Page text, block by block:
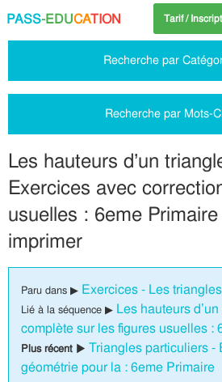
PASS-EDUCATION Tarif /
Recherche par
Recherche par Mots-
Les hauteurs d’un
Exercices avec
usuelles : 6eme
imprimer
Paru dans ▶ Exercices - Les
Lié à la séquence ▶ Les hauteurs
complète sur les figures usuelles :
Plus récent ▶ Triangles particuliers -
géométrie pour la : 6eme Primaire